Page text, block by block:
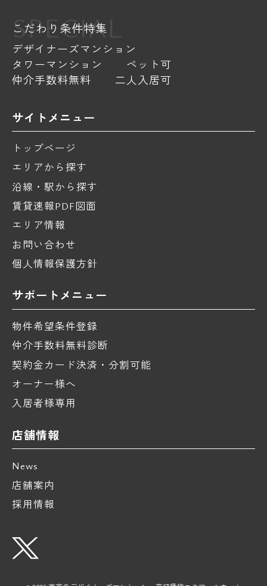
SPECIAL
こだわり条件特集
デザイナーズマンション
タワーマンション
ペット可
仲介手数料無料
二人入居可
サイトメニュー
トップページ
エリアから探す
沿線・駅から探す
賃貸速報PDF図面
エリア情報
お問い合わせ
個人情報保護方針
サポートメニュー
物件希望条件登録
仲介手数料無料診断
契約金カード決済・分割可能
オーナー様へ
入居者様専用
店舗情報
News
店舗案内
採用情報